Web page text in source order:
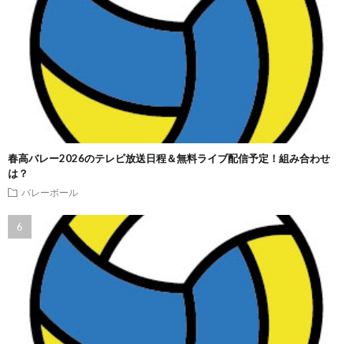
春高バレー2026のテレビ放送日程＆無料ライブ配信予定！組み合わせ
は？
バレーボール